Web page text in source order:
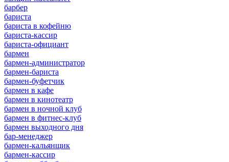
барбер
бариста
бариста в кофейню
бариста-кассир
бариста-официант
бармен
бармен-администратор
бармен-бариста
бармен-буфетчик
бармен в кафе
бармен в кинотеатр
бармен в ночной клуб
бармен в фитнес-клуб
бармен выходного дня
бар-менеджер
бармен-кальянщик
бармен-кассир